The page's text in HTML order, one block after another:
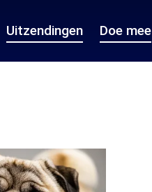
Uitzendingen Doe mee